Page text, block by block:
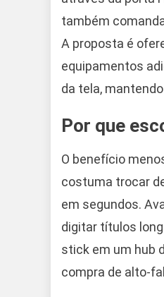
também
A proposta é
equipamentos
da tela,
Por que
O benefício
costuma trocar
em segundos.
digitar títulos
stick em um hub
compra de alto-